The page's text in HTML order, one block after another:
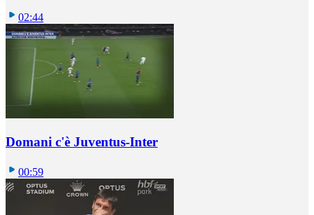
02:44
Domani c'è Juventus-Inter
00:59